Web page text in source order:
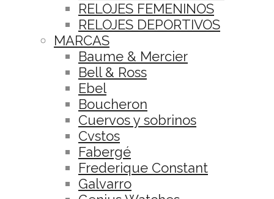
RELOJES FEMENINOS
RELOJES DEPORTIVOS
MARCAS
Baume & Mercier
Bell & Ross
Ebel
Boucheron
Cuervos y sobrinos
Cvstos
Fabergé
Frederique Constant
Galvarro